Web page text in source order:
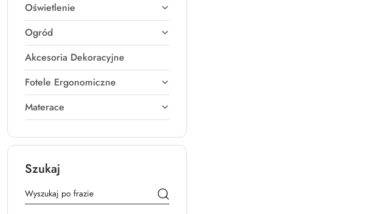
Oświetlenie
Ogród
Akcesoria Dekoracyjne
Fotele Ergonomiczne
Materace
Szukaj